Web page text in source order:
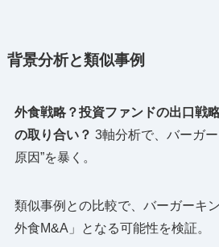
背景分析と類似事例
外食戦略？投資ファンドの出口戦
の取り合い？ 3軸分析で、バーガ
原因”を暴く。
類似事例との比較で、バーガーキ
外食M&A」となる可能性を検証。